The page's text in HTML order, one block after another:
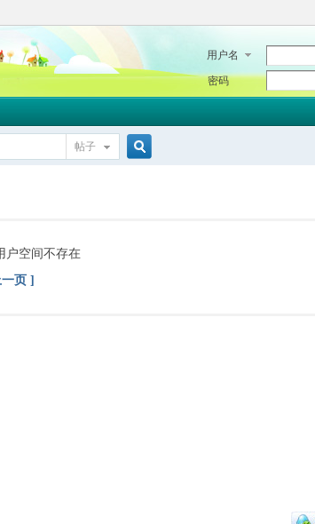
用户名
密码
帖子
户空间不存在
页 ]